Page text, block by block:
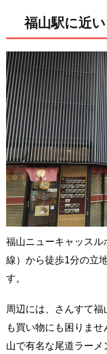
福山駅に近い
福山ニューキャッス
線）から徒歩1分の立
す。
周辺には、さんすて
も買い物にも困りま
山で有名な尾道ラー